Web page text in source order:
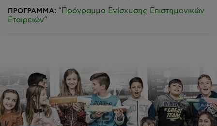
ΠΡΟΓΡΑΜΜΑ: “Πρόγραμμα Ενίσχυσης Επιστημονικών
Εταιρειών”